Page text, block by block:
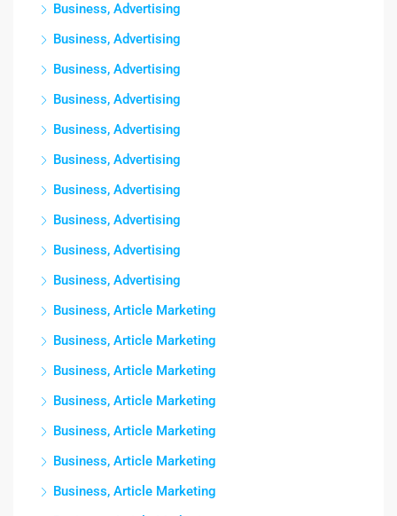
Business, Advertising
Business, Advertising
Business, Advertising
Business, Advertising
Business, Advertising
Business, Advertising
Business, Advertising
Business, Advertising
Business, Advertising
Business, Advertising
Business, Article Marketing
Business, Article Marketing
Business, Article Marketing
Business, Article Marketing
Business, Article Marketing
Business, Article Marketing
Business, Article Marketing